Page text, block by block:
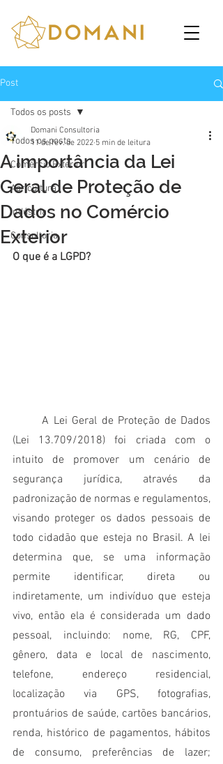
Post
Todos os posts
Comércio Exterior
Agricultura
Indústria
Consultoria
Todos os posts
A importância da Lei
Geral de Proteção de
Dados no Comércio
Exterior
Domani Consultoria
11 de fev. de 2022 5 min de leitura
O que é a LGPD?
	A Lei Geral de Proteção de Dados
(Lei 13.709/2018) foi criada com o
intuito de promover um cenário de
segurança jurídica, através da
padronização de normas e regulamentos,
visando proteger os dados pessoais de
todo cidadão que esteja no Brasil. A lei
determina que, se uma informação
permite identificar, direta ou
indiretamente, um indivíduo que esteja
vivo, então ela é considerada um dado
pessoal, incluindo: nome, RG, CPF,
gênero, data e local de nascimento,
telefone, endereço residencial,
localização via GPS, fotografias,
prontuários de saúde, cartões bancários,
renda, histórico de pagamentos, hábitos
de consumo, preferências de lazer;